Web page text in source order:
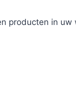
producten in uw